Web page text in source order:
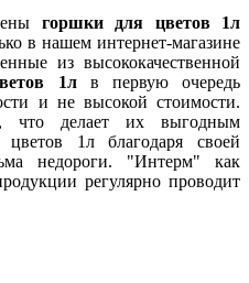
горшки для цветов 1л
в нашем интернет-магазине
из высококачественной
1л
в первую очередь
и не высокой стоимости.
что делает их выгодным
1л благодаря своей
недороги. "Интерм" как
регулярно проводит